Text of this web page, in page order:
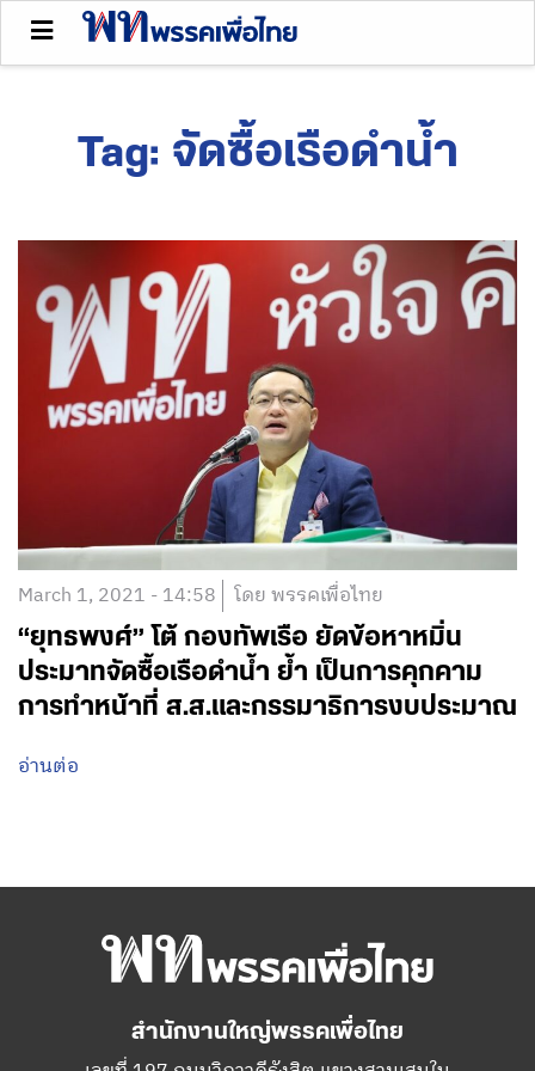
Tag: จัดซื้อเรือดำน้ำ
March 1, 2021 - 14:58 โดย พรรคเพื่อไทย
“ยุทธพงศ์” โต้ กองทัพเรือ ยัดข้อหาหมิ่น
ประมาทจัดซื้อเรือดำน้ำ ย้ำ เป็นการคุกคาม
การทำหน้าที่ ส.ส.และกรรมาธิการงบประมาณ
อ่านต่อ
สำนักงานใหญ่พรรคเพื่อไทย